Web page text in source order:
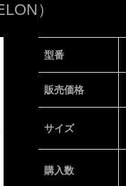
）
型番
販売価格
サイズ
購入数